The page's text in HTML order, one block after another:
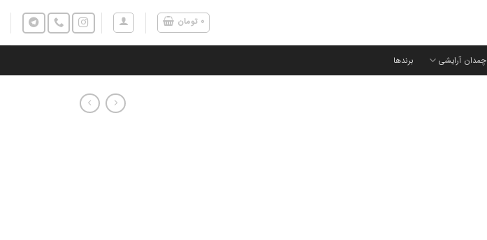
۰ تومان
چمدان آرایشی برندها